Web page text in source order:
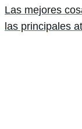
Las mejores
las principales